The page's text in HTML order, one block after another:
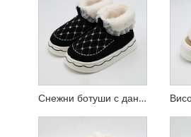
Снежни ботуши с дантелен лък